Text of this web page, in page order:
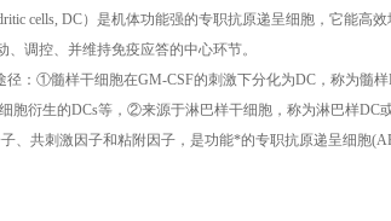
cells, DC）是机体功能强的专职抗原递呈细胞，它能高
、调控、并维持免疫应答的中心环节。
径：①髓样干细胞在GM-CSF的刺激下分化为DC，称为髓
胞衍生的DCs等，②来源于淋巴样干细胞，称为淋巴样
、共刺激因子和粘附因子，是功能*的专职抗原递呈细胞